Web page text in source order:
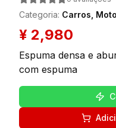
Categoria: Carros,
¥ 2,980
Espuma densa e
com espuma